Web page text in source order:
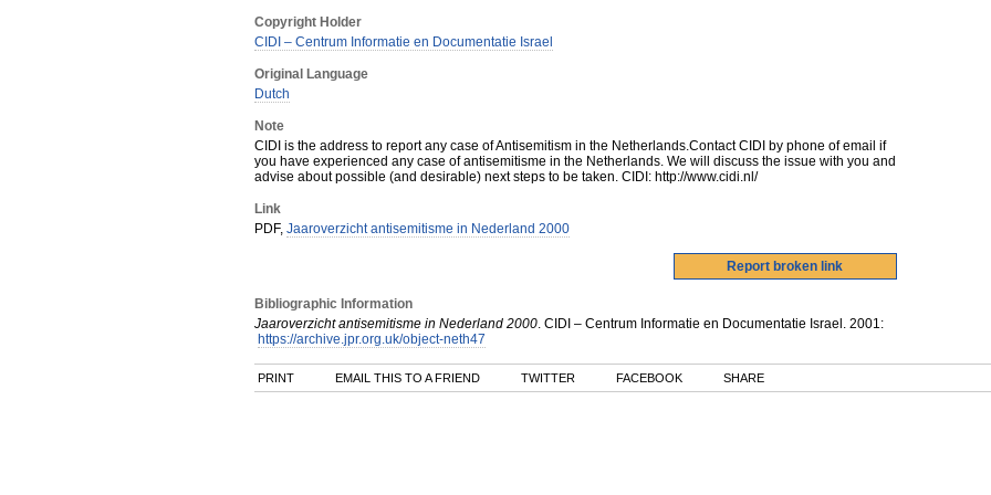
Copyright Holder
CIDI – Centrum Informatie en Documentatie Israel
Original Language
Dutch
Note
CIDI is the address to report any case of Antisemitism in the Netherlands.Contact CIDI by phone of email if
you have experienced any case of antisemitisme in the Netherlands. We will discuss the issue with you and
advise about possible (and desirable) next steps to be taken. CIDI: http://www.cidi.nl/
Link
PDF, Jaaroverzicht antisemitisme in Nederland 2000
Bibliographic Information
Jaaroverzicht antisemitisme in Nederland 2000. CIDI – Centrum Informatie en Documentatie Israel . 2001:
https://archive.jpr.org.uk/object-neth47
PRINT EMAIL THIS TO A FRIEND TWITTER FACEBOOK SHARE